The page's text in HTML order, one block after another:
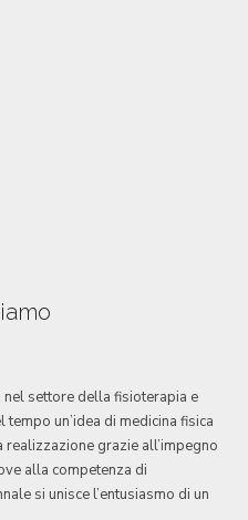
nel settore della fisioterapia e
un’idea di medicina fisica
grazie all’impegno
alla competenza di
si unisce l’entusiasmo di un